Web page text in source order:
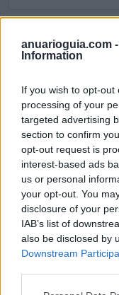
anuarioguia.com -
Information
If you wish to opt-
processing of your
targeted advertising
section to confirm
opt-out request is
interest-based ads
us or personal
your opt-out. You
disclosure of your
IAB’s list of
also be disclosed by
Downstream
Ver más
Coaching and
Olloniego -